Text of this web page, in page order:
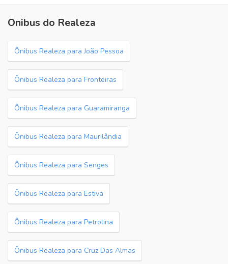
Ônibus do Realeza
Ônibus Realeza para João Pessoa
Ônibus Realeza para Fronteiras
Ônibus Realeza para Guaramiranga
Ônibus Realeza para Maurilândia
Ônibus Realeza para Senges
Ônibus Realeza para Estiva
Ônibus Realeza para Petrolina
Ônibus Realeza para Cruz Das Almas